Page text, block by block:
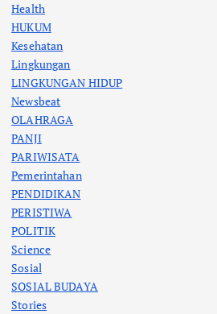
Health
HUKUM
Kesehatan
Lingkungan
LINGKUNGAN HIDUP
Newsbeat
OLAHRAGA
PANJI
PARIWISATA
Pemerintahan
PENDIDIKAN
PERISTIWA
POLITIK
Science
Sosial
SOSIAL BUDAYA
Stories